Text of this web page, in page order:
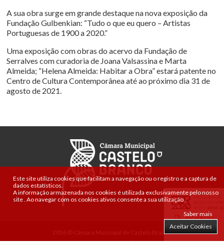
Este site utiliza cookies que facilitam a navegação ou o registro e a captura de
dados estatísticos.
A informação armazenada nos cookies é utilizada exclusivamente pelo nosso
site .Ao navegar com os cookies ativos consente a sua utilização.
Saber mais
Aceitar Cookies
A sua obra surge em grande destaque na nova exposição da
Fundação Gulbenkian: “Tudo o que eu quero – Artistas
Portuguesas de 1900 a 2020.”
Uma exposição com obras do acervo da Fundação de
Serralves com curadoria de Joana Valsassina e Marta
Almeida; “Helena Almeida: Habitar a Obra” estará patente no
Centro de Cultura Contemporânea até ao próximo dia 31 de
agosto de 2021.
FICHA DO
PROJETO
2026 © Câmara Municipal de Castelo Branco